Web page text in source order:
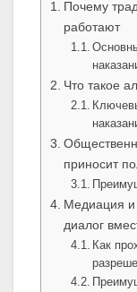
Почему
работают
Что такое
приносит
Медиация и
диалог
Как